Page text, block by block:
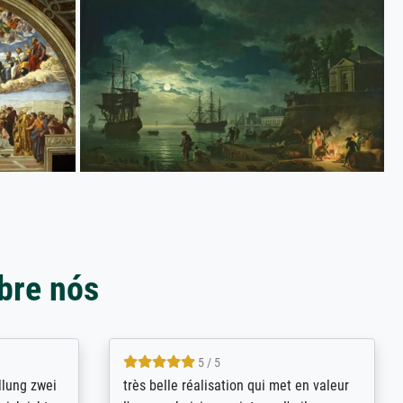
nós
to
5 / 5
eine große Auswahl an Bildern und